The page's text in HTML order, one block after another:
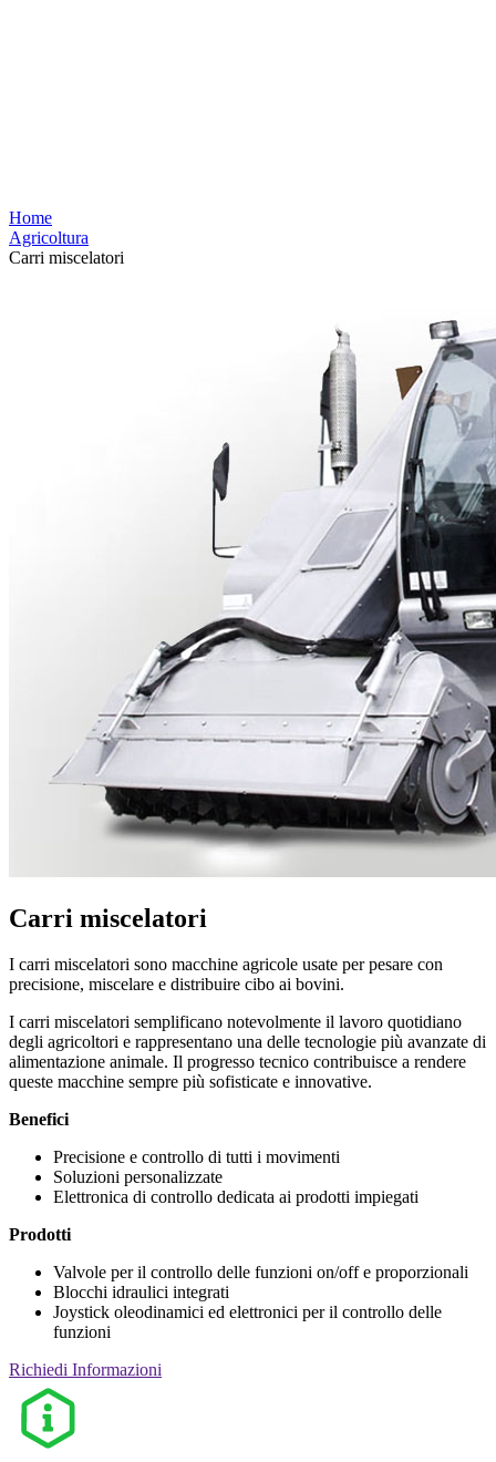
Home
Agricoltura
Carri miscelatori
Carri miscelatori
I carri miscelatori sono macchine agricole usate per pesare con
precisione, miscelare e distribuire cibo ai bovini.
I carri miscelatori semplificano notevolmente il lavoro quotidiano
degli agricoltori e rappresentano una delle tecnologie più avanzate di
alimentazione animale. Il progresso tecnico contribuisce a rendere
queste macchine sempre più sofisticate e innovative.
Benefici
Precisione e controllo di tutti i movimenti
Soluzioni personalizzate
Elettronica di controllo dedicata ai prodotti impiegati
Prodotti
Valvole per il controllo delle funzioni on/off e proporzionali
Blocchi idraulici integrati
Joystick oleodinamici ed elettronici per il controllo delle
funzioni
Richiedi Informazioni